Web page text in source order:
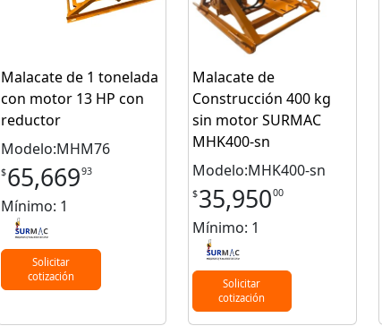
Malacate de 1 tonelada
con motor 13 HP con
reductor
Modelo:MHM76
$65,66993
Mínimo: 1
Solicitar
cotización
Malacate de
Construcción 400 kg
sin motor SURMAC
MHK400-sn
Modelo:MHK400-sn
$35,95000
Mínimo: 1
Solicitar
cotización